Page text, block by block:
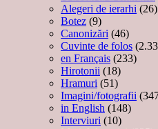
Alegeri de ierarhi (26)
Botez (9)
Canonizări (46)
Cuvinte de folos
en Français (233)
Hirotonii (18)
Hramuri (51)
Imagini/fotografii
in English (148)
Interviuri (10)